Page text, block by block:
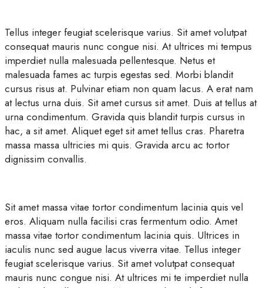
Tellus integer feugiat scelerisque varius. Sit amet volutpat
consequat mauris nunc congue nisi. At ultrices mi tempus
imperdiet nulla malesuada pellentesque. Netus et
malesuada fames ac turpis egestas sed. Morbi blandit
cursus risus at. Pulvinar etiam non quam lacus. A erat nam
at lectus urna duis. Sit amet cursus sit amet. Duis at tellus at
urna condimentum. Gravida quis blandit turpis cursus in
hac, a sit amet. Aliquet eget sit amet tellus cras. Pharetra
massa massa ultricies mi quis. Gravida arcu ac tortor
dignissim convallis.
Sit amet massa vitae tortor condimentum lacinia quis vel
eros. Aliquam nulla facilisi cras fermentum odio. Amet
massa vitae tortor condimentum lacinia quis. Ultrices in
iaculis nunc sed augue lacus viverra vitae. Tellus integer
feugiat scelerisque varius. Sit amet volutpat consequat
mauris nunc congue nisi. At ultrices mi te imperdiet nulla